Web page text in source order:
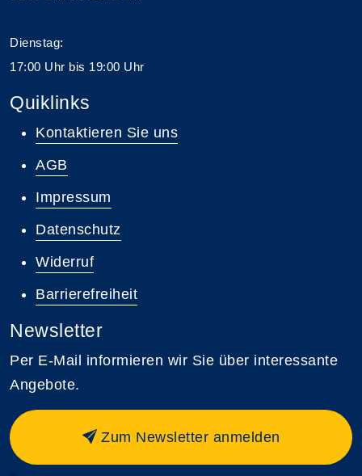
Dienstag:
17:00 Uhr bis 19:00 Uhr
Quiklinks
Kontaktieren Sie uns
AGB
Impressum
Datenschutz
Widerruf
Barrierefreiheit
Newsletter
Per E-Mail informieren wir Sie über interessante
Angebote.
Zum Newsletter anmelden